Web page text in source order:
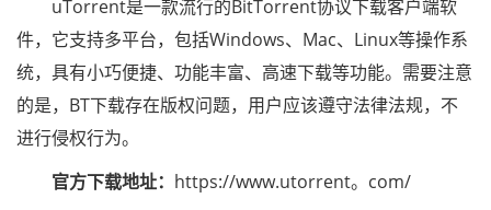
uTorrent是一款流行的BitTorrent协议下载客户端软
件，它支持多平台，包括Windows、Mac、Linux等操作系
统，具有小巧便捷、功能丰富、高速下载等功能。需要注意
的是，BT下载存在版权问题，用户应该遵守法律法规，不
进行侵权行为。
官方下载地址： https://www.utorrent。com/